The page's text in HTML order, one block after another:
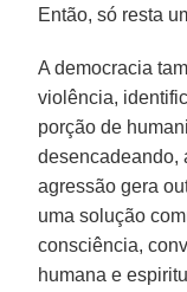
Então, só resta
A democracia
violência,
porção de
desencadeando,
agressão gera
uma solução
consciência,
humana e